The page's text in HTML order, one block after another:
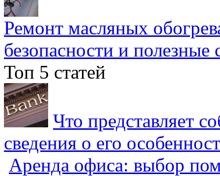
Ремонт масляных
безопасности и полезные
Топ 5 статей
Что представляет
сведения о его
Аренда офиса: выбор